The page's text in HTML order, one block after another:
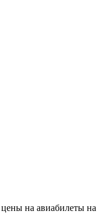
на авиабилеты на